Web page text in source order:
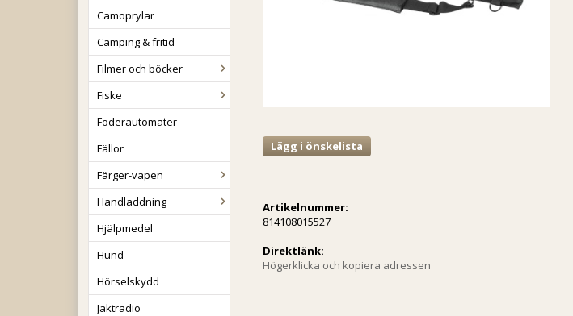
Camoprylar
Camping & fritid
Filmer och böcker
Fiske
Foderautomater
Fällor
Färger-vapen
Handladdning
Hjälpmedel
Hund
Hörselskydd
Jaktradio
Lägg i önskelista
Artikelnummer:
814108015527
Direktlänk:
Högerklicka och kopiera adressen